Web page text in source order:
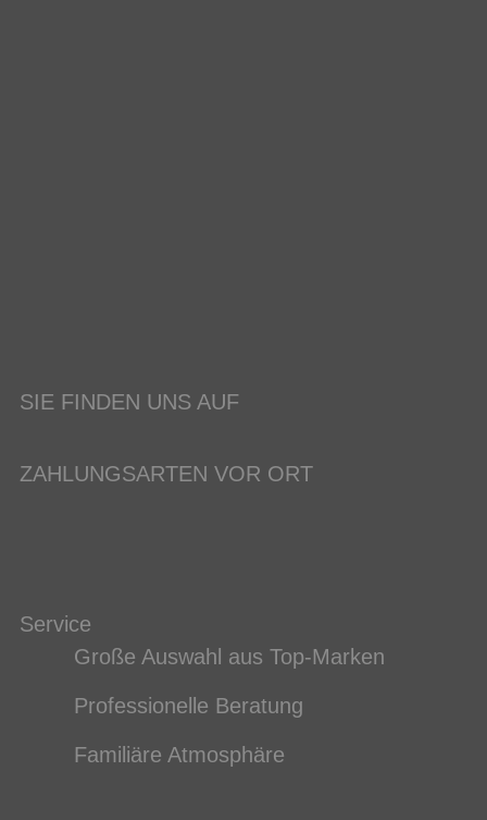
SIE FINDEN UNS AUF
ZAHLUNGSARTEN VOR ORT
Service
Große Auswahl aus Top-Marken
Professionelle Beratung
Familiäre Atmosphäre